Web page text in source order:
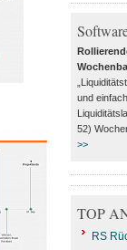
und
52)
>>
TOP
RS